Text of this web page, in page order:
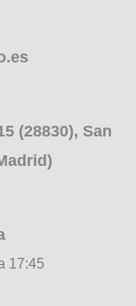
(28830), San
17:45